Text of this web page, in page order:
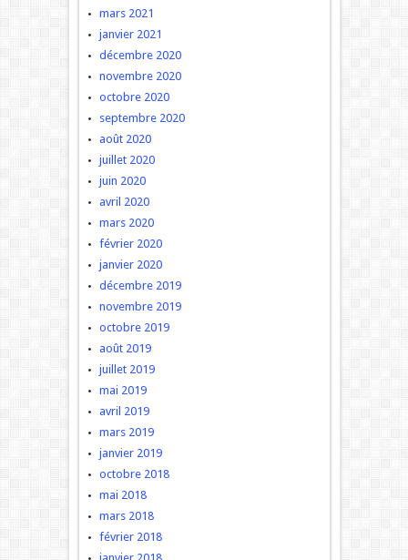
mars 2021
janvier 2021
décembre 2020
novembre 2020
octobre 2020
septembre 2020
août 2020
juillet 2020
juin 2020
avril 2020
mars 2020
février 2020
janvier 2020
décembre 2019
novembre 2019
octobre 2019
août 2019
juillet 2019
mai 2019
avril 2019
mars 2019
janvier 2019
octobre 2018
mai 2018
mars 2018
février 2018